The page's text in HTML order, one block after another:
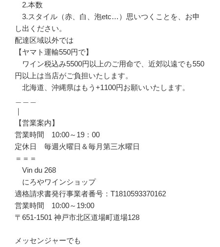
2.本数
3.スタイル（赤、白、泡etc…）思いつくことを、お申
し出ください。
配達区域以外では
【ヤマト運輸550円で】
ワイン税込み5500円以上のご用命で、近郊以遠でも550
円以上は当店がご負担いたします。
北海道、沖縄県はもう+1100円お願いいたします。
｜
【営業案内】
営業時間 10:00～19：00
定休日 毎週火曜日＆毎月第三水曜日
＝＝＝
Vin du 268
にろやワインショップ
適格請求書発行事業者番号：T1810593370162
営業時間 10:00～19:00
〒651-1501 神戸市北区道場町道場128
メッセンジャーでも